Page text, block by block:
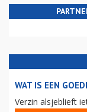
WAT IS EEN
Verzin alsjeblieft